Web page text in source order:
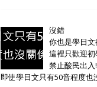
沒錯
你也是學日
這裡只歡迎初
禁止酸民出
即使學日文只有50音程度也